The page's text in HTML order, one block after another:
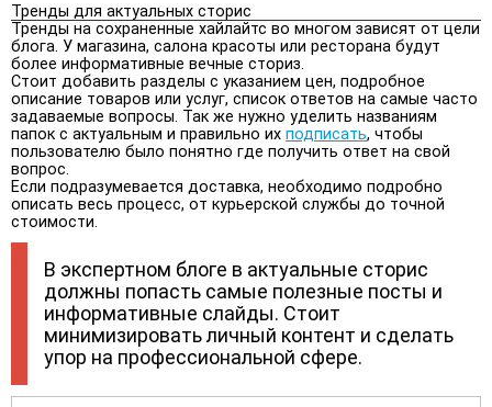
Тренды для актуальных сторис
Тренды на сохраненные хайлайтс во многом зависят от цели
блога. У магазина, салона красоты или ресторана будут
более информативные вечные сториз.
Стоит добавить разделы с указанием цен, подробное
описание товаров или услуг, список ответов на самые часто
задаваемые вопросы. Так же нужно уделить названиям
папок с актуальным и правильно их подписать, чтобы
пользователю было понятно где получить ответ на свой
вопрос.
Если подразумевается доставка, необходимо подробно
описать весь процесс, от курьерской службы до точной
стоимости.
В экспертном блоге в актуальные сторис
должны попасть самые полезные посты и
информативные слайды. Стоит
минимизировать личный контент и сделать
упор на профессиональной сфере.